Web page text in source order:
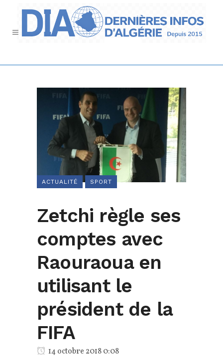
ACTUALITÉ SPORT
Zetchi règle ses
comptes avec
Raouraoua en
utilisant le
président de la
FIFA
14 octobre 2018 0:08